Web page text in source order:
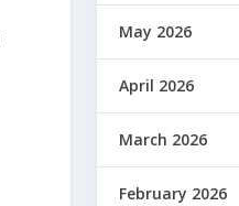
May 2026
April 2026
March 2026
February 2026